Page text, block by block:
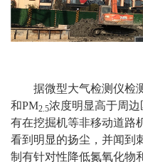
据微型大气检测仪检
和PM2.5浓度明显高于周
有在挖掘机等非移动道路
看到明显的扬尘，并闻到
制有针对性降低氮氧化物